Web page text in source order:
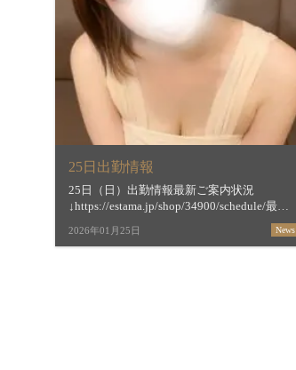
25日出勤情報
25日（日）出勤情報最新ご案内状況
↓https://estama.jp/shop/34900/schedule/最短
ご案内時間＆お店からの新着メッセージ
↓https://estama.jp/shop/34900/【すすき […]
2026年01月25日 News